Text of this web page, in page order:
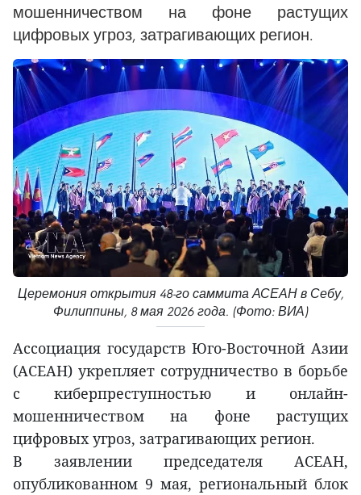
мошенничеством на фоне растущих
цифровых угроз, затрагивающих регион.
Церемония открытия 48-го саммита АСЕАН в Себу,
Филиппины, 8 мая 2026 года. (Фото: ВИА)
Ассоциация государств Юго-Восточной Азии
(АСЕАН) укрепляет сотрудничество в борьбе
с киберпреступностью и онлайн-
мошенничеством на фоне растущих
цифровых угроз, затрагивающих регион.
В заявлении председателя АСЕАН,
опубликованном 9 мая, региональный блок